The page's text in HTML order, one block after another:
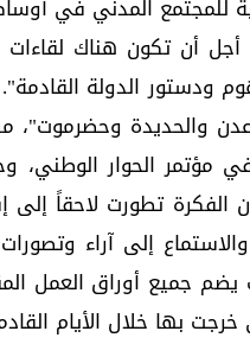
للمجتمع المدني في
أن تكون هناك
الدولة القادمة".
والحديدة وحضرموت"،
مؤتمر الحوار الوطني،
الفكرة تطورت لاحقاً
إلى آراء
جميع أوراق العمل
بها خلال الأيام